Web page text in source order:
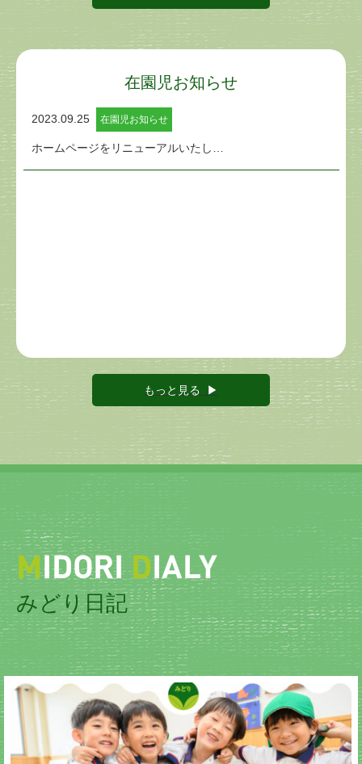
在園児お知らせ
2023.09.25 在園児お知らせ
ホームページをリニューアルいたし…
もっと見る
MIDORIDIALY
みどり日記